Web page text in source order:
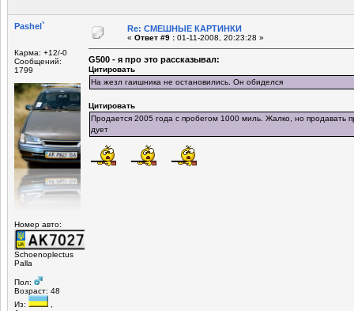
Pashel`
Карма: +12/-0
Сообщений:
1799
Номер авто:
Schoenoplectus
Palla
Пол:
Возраст: 48
Из:
,
Re: СМЕШНЫЕ КАРТИНКИ
« Ответ #9 : 01-11-2008, 20:23:28 »
G500 - я про это рассказывал:
Цитировать
На жезл гаишника не остановились. Он обиделся
Цитировать
Продается 2005 года с пробегом 1000 миль. Жалко, но продавать
дует